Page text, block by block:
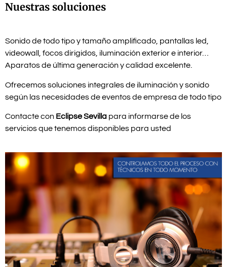
Nuestras soluciones
Sonido de todo tipo y tamaño amplificado, pantallas led,
videowall, focos dirigidos, iluminación exterior e interior…
Aparatos de última generación y calidad excelente.
Ofrecemos soluciones integrales de iluminación y sonido
según las necesidades de eventos de empresa de todo tipo
Contacte con Eclipse Sevilla para informarse de los
servicios que tenemos disponibles para usted